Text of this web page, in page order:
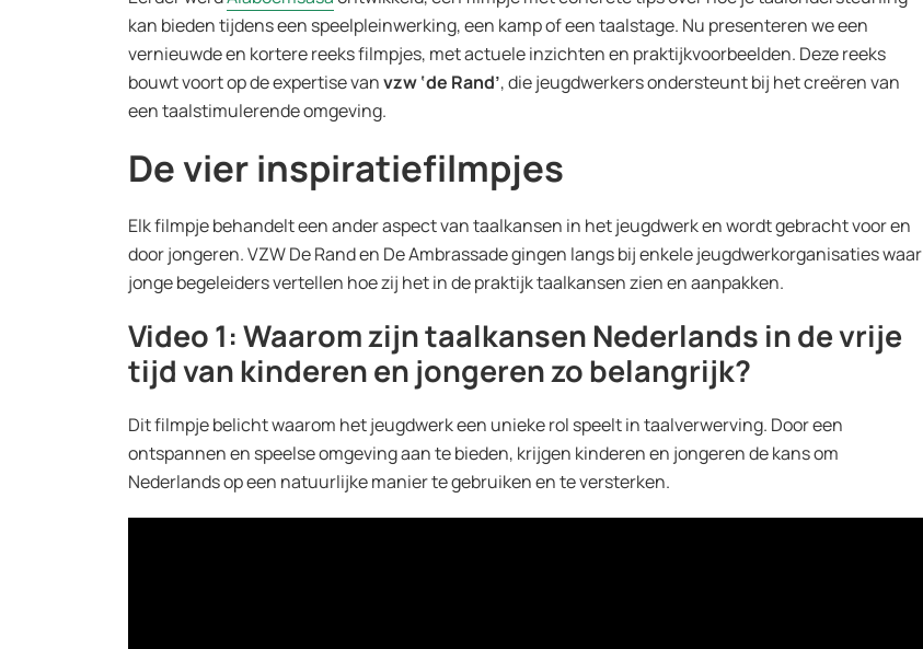
kan bieden tijdens een speelpleinwerking, een kamp of een taalstage. Nu presenteren we een
vernieuwde en kortere reeks filmpjes, met actuele inzichten en praktijkvoorbeelden. Deze reeks
bouwt voort op de expertise vanvzw ‘de Rand’, die jeugdwerkers ondersteunt bij het creëren van
een taalstimulerende omgeving.
De vier inspiratiefilmpjes
Elk filmpje behandelt een ander aspect van taalkansen in het jeugdwerk en wordt gebracht voor en
door jongeren. VZW De Rand en De Ambrassade gingen langs bij enkele jeugdwerkorganisaties waar
jonge begeleiders vertellen hoe zij het in de praktijk taalkansen zien en aanpakken.
Video 1: Waarom zijn taalkansen Nederlands in de vrije
tijd van kinderen en jongeren zo belangrijk?
Dit filmpje belicht waarom het jeugdwerk een unieke rol speelt in taalverwerving. Door een
ontspannen en speelse omgeving aan te bieden, krijgen kinderen en jongeren de kans om
Nederlands op een natuurlijke manier te gebruiken en te versterken.